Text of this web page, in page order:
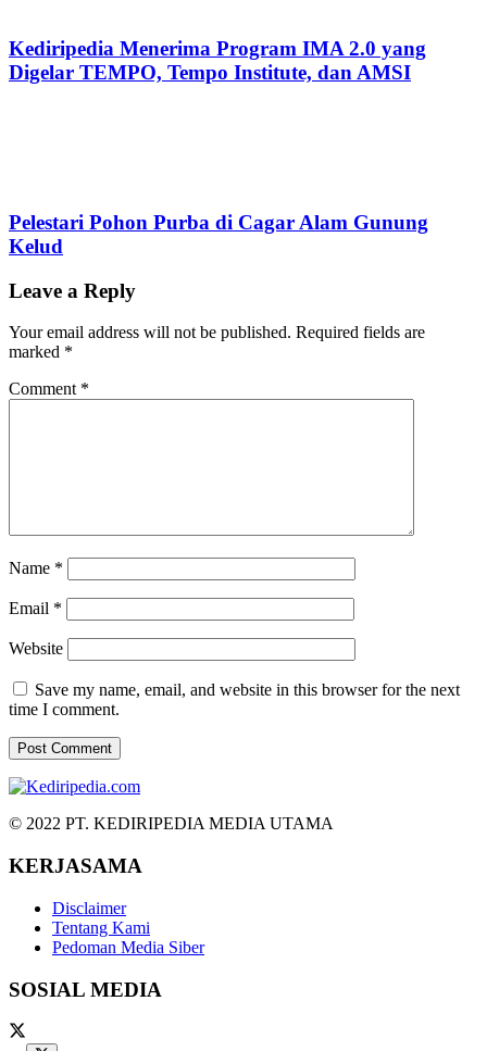
Kediripedia Menerima Program IMA 2.0 yang
Digelar TEMPO, Tempo Institute, dan AMSI
Pelestari Pohon Purba di Cagar Alam Gunung
Kelud
Leave a Reply
Your email address will not be published. Required fields are
marked *
Comment *
Name *
Email *
Website
Save my name, email, and website in this browser for the next
time I comment.
© 2022 PT. KEDIRIPEDIA MEDIA UTAMA
KERJASAMA
Disclaimer
Tentang Kami
Pedoman Media Siber
SOSIAL MEDIA